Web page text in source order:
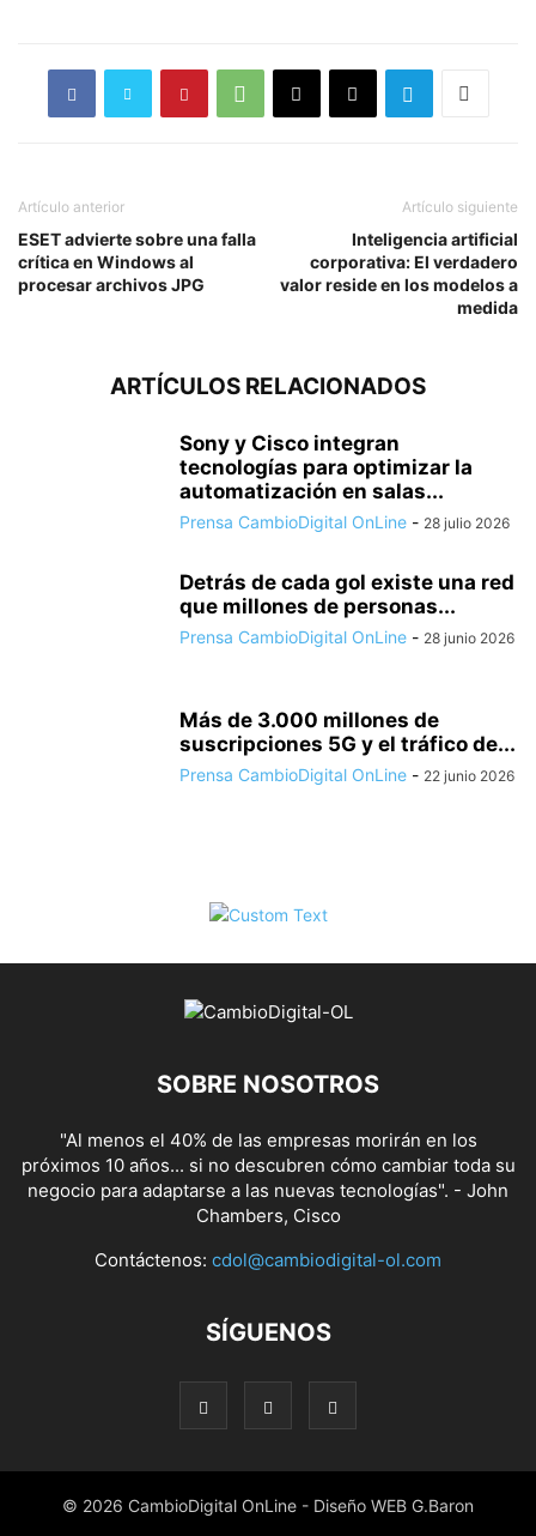
Artículo anterior
ESET advierte sobre una falla
crítica en Windows al
procesar archivos JPG
Artículo siguiente
Inteligencia artificial
corporativa: El verdadero
valor reside en los modelos a
medida
ARTÍCULOS RELACIONADOS
Sony y Cisco integran
tecnologías para optimizar la
automatización en salas...
Prensa CambioDigital OnLine - 28 julio 2026
Detrás de cada gol existe una red
que millones de personas...
Prensa CambioDigital OnLine - 28 junio 2026
Más de 3.000 millones de
suscripciones 5G y el tráfico de...
Prensa CambioDigital OnLine - 22 junio 2026
SOBRE NOSOTROS
"Al menos el 40% de las empresas morirán en los
próximos 10 años... si no descubren cómo cambiar toda su
negocio para adaptarse a las nuevas tecnologías". - John
Chambers, Cisco
Contáctenos: cdol@cambiodigital-ol.com
SÍGUENOS
© 2026 CambioDigital OnLine - Diseño WEB G.Baron